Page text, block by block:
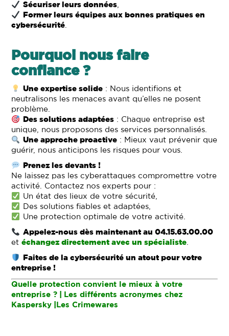
Sécuriser leurs données,
Former leurs équipes aux bonnes pratiques en
cybersécurité.
Pourquoi nous faire
confiance ?
Une expertise solide: Nous identifions et
neutralisons les menaces avant qu’elles ne posent
problème.
Des solutions adaptées: Chaque entreprise est
unique, nous proposons des services personnalisés.
Une approche proactive: Mieux vaut prévenir que
guérir, nous anticipons les risques pour vous.
Prenez les devants !
Ne laissez pas les cyberattaques compromettre votre
activité. Contactez nos experts pour :
Un état des lieux de votre sécurité,
Des solutions fiables et adaptées,
Une protection optimale de votre activité.
Appelez-nous dès maintenant au 04.15.63.00.00
etéchangez directement avec un spécialiste.
Faites de la cybersécurité un atout pour votre
entreprise !
Quelle protection convient le mieux à votre
entreprise ?
Les différents acronymes chez
Kaspersky
Les Crimewares